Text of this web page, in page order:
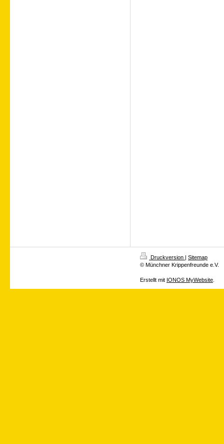
Druckversion | Sitemap
© Münchner Krippenfreunde e.V.
Erstellt mit IONOS MyWebsite